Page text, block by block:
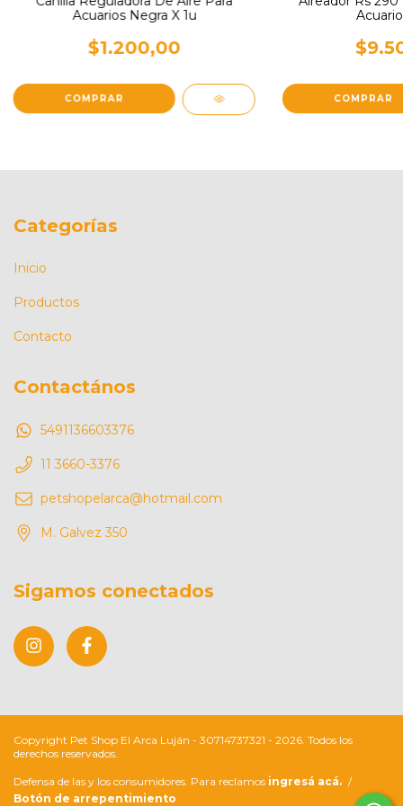
Acuarios Negra X 1u
$1.200,00
Categorías
Inicio
Productos
Contacto
Contactános
5491136603376
11 3660-3376
petshopelarca@hotmail.com
M. Galvez 350
Sigamos conectados
Copyright Pet Shop El Arca Luján - 30714737321 - 2026. Todos los
derechos reservados.
Defensa de las y los consumidores. Para reclamos ingresá acá. /
Botón de arrepentimiento